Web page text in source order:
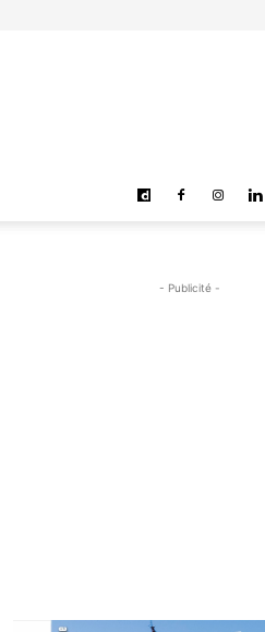
- Publicité -